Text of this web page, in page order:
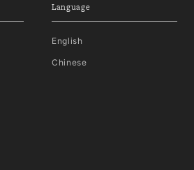
Language
English
Chinese